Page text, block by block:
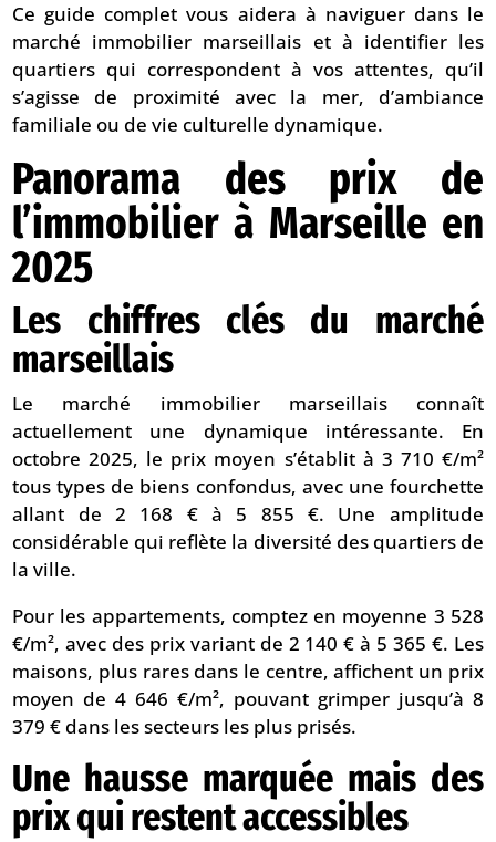
Ce guide complet vous aidera à naviguer dans le
marché immobilier marseillais et à identifier les
quartiers qui correspondent à vos attentes, qu’il
s’agisse de proximité avec la mer, d’ambiance
familiale ou de vie culturelle dynamique.
Panorama des prix de
l’immobilier à Marseille en
2025
Les chiffres clés du marché
marseillais
Le marché immobilier marseillais connaît
actuellement une dynamique intéressante. En
octobre 2025, le prix moyen s’établit à 3 710 €/m²
tous types de biens confondus, avec une fourchette
allant de 2 168 € à 5 855 €. Une amplitude
considérable qui reflète la diversité des quartiers de
la ville.
Pour les appartements, comptez en moyenne 3 528
€/m², avec des prix variant de 2 140 € à 5 365 €. Les
maisons, plus rares dans le centre, affichent un prix
moyen de 4 646 €/m², pouvant grimper jusqu’à 8
379 € dans les secteurs les plus prisés.
Une hausse marquée mais des
prix qui restent accessibles